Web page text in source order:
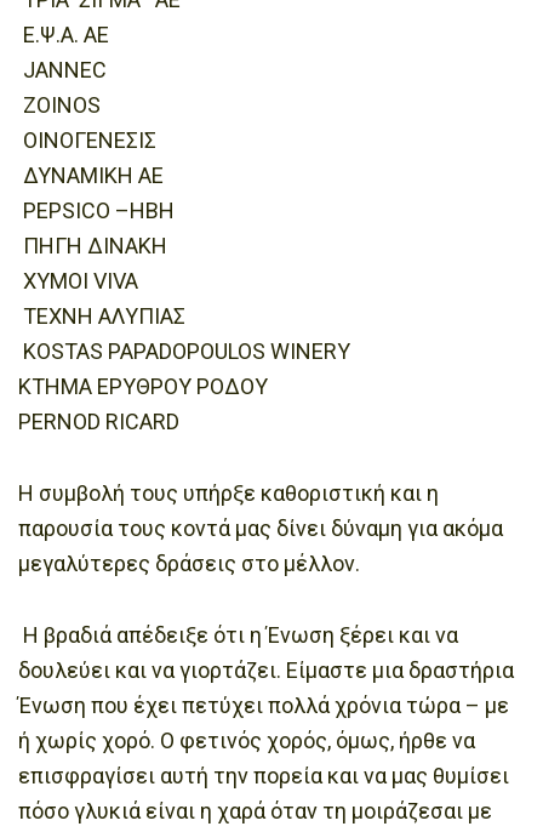
Ε.Ψ.Α. ΑΕ
JANNEC
ΖΟΙΝΟS
ΟΙΝΟΓΕΝΕΣΙΣ
ΔΥΝΑΜΙΚΗ ΑΕ
PEPSICO –HBH
ΠΗΓΗ ΔΙΝΑΚΗ
ΧΥΜΟΙ VIVA
ΤΕΧΝΗ ΑΛΥΠΙΑΣ
KOSTAS PAPADOPOULOS WINERY
ΚΤΗΜΑ ΕΡΥΘΡΟΥ ΡΟΔΟΥ
PERNOD RICARD
Η συμβολή τους υπήρξε καθοριστική και η
παρουσία τους κοντά μας δίνει δύναμη για ακόμα
μεγαλύτερες δράσεις στο μέλλον.
Η βραδιά απέδειξε ότι η Ένωση ξέρει και να
δουλεύει και να γιορτάζει. Είμαστε μια δραστήρια
Ένωση που έχει πετύχει πολλά χρόνια τώρα – με
ή χωρίς χορό. Ο φετινός χορός, όμως, ήρθε να
επισφραγίσει αυτή την πορεία και να μας θυμίσει
πόσο γλυκιά είναι η χαρά όταν τη μοιράζεσαι με